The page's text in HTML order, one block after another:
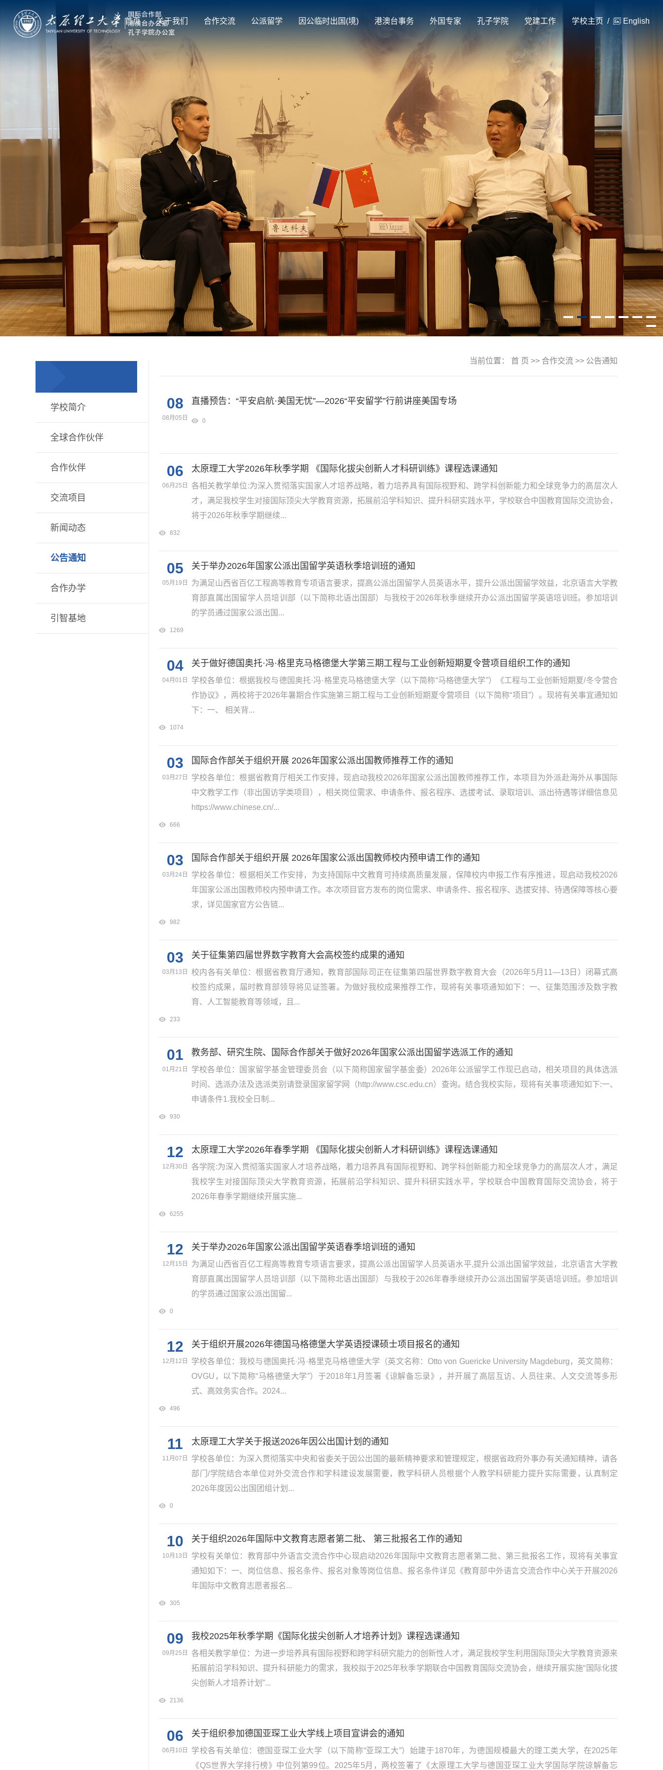
首页 关于我们 合作交流 公派留学 因公临时出国(境) 港澳台事务 外国专家 孔子学院 党建工作 学校主页 / English
学校简介
全球合作伙伴
合作伙伴
交流项目
新闻动态
公告通知
合作办学
引智基地
当前位置： 首 页 >> 合作交流 >> 公告通知
08
08月05日
直播预告：“平安启航·美国无忧”—2026“平安留学”行前讲座美国专场
0
06
06月25日
太原理工大学2026年秋季学期 《国际化拔尖创新人才科研训练》课程选课通知
各相关教学单位:为深入贯彻落实国家人才培养战略，着力培养具有国际视野和、跨学科创新能力和全球竞争力的高层次人
才，满足我校学生对接国际顶尖大学教育资源，拓展前沿学科知识、提升科研实践水平，学校联合中国教育国际交流协会，
将于2026年秋季学期继续...
832
05
05月19日
关于举办2026年国家公派出国留学英语秋季培训班的通知
为满足山西省百亿工程高等教育专项语言要求，提高公派出国留学人员英语水平，提升公派出国留学效益，北京语言大学教
育部直属出国留学人员培训部（以下简称北语出国部）与我校于2026年秋季继续开办公派出国留学英语培训班。参加培训
的学员通过国家公派出国...
1269
04
04月01日
关于做好德国奥托·冯·格里克马格德堡大学第三期工程与工业创新短期夏令营项目组织工作的通知
学校各单位：根据我校与德国奥托·冯·格里克马格德堡大学（以下简称“马格德堡大学”）《工程与工业创新短期夏/冬令营合
作协议》，两校将于2026年暑期合作实施第三期工程与工业创新短期夏令营项目（以下简称“项目”）。现将有关事宜通知如
下：一、 相关背...
1074
03
03月27日
国际合作部关于组织开展 2026年国家公派出国教师推荐工作的通知
学校各单位：根据省教育厅相关工作安排，现启动我校2026年国家公派出国教师推荐工作，本项目为外派赴海外从事国际
中文教学工作（非出国访学类项目），相关岗位需求、申请条件、报名程序、选拔考试、录取培训、派出待遇等详细信息见
https://www.chinese.cn/...
666
03
03月24日
国际合作部关于组织开展 2026年国家公派出国教师校内预申请工作的通知
学校各单位：根据相关工作安排，为支持国际中文教育可持续高质量发展，保障校内申报工作有序推进，现启动我校2026
年国家公派出国教师校内预申请工作。本次项目官方发布的岗位需求、申请条件、报名程序、选拔安排、待遇保障等核心要
求，详见国家官方公告链...
982
03
03月13日
关于征集第四届世界数字教育大会高校签约成果的通知
校内各有关单位：根据省教育厅通知，教育部国际司正在征集第四届世界数字教育大会（2026年5月11—13日）闭幕式高
校签约成果，届时教育部领导将见证签署。为做好我校成果推荐工作，现将有关事项通知如下：一、征集范围涉及数字教
育、人工智能教育等领域，且...
233
01
01月21日
教务部、研究生院、国际合作部关于做好2026年国家公派出国留学选派工作的通知
学校各单位：国家留学基金管理委员会（以下简称国家留学基金委）2026年公派留学工作现已启动，相关项目的具体选派
时间、选派办法及选派类别请登录国家留学网（http://www.csc.edu.cn）查询。结合我校实际，现将有关事项通知如下:一、
申请条件1.我校全日制...
930
12
12月30日
太原理工大学2026年春季学期 《国际化拔尖创新人才科研训练》课程选课通知
各学院:为深入贯彻落实国家人才培养战略，着力培养具有国际视野和、跨学科创新能力和全球竞争力的高层次人才，满足
我校学生对接国际顶尖大学教育资源，拓展前沿学科知识、提升科研实践水平，学校联合中国教育国际交流协会，将于
2026年春季学期继续开展实施...
6255
12
12月15日
关于举办2026年国家公派出国留学英语春季培训班的通知
为满足山西省百亿工程高等教育专项语言要求，提高公派出国留学人员英语水平,提升公派出国留学效益，北京语言大学教
育部直属出国留学人员培训部（以下简称北语出国部）与我校于2026年春季继续开办公派出国留学英语培训班。参加培训
的学员通过国家公派出国留...
0
12
12月12日
关于组织开展2026年德国马格德堡大学英语授课硕士项目报名的通知
学校各单位：我校与德国奥托·冯·格里克马格德堡大学（英文名称：Otto von Guericke University Magdeburg，英文简称：
OVGU，以下简称“马格德堡大学”）于2018年1月签署《谅解备忘录》，并开展了高层互访、人员往来、人文交流等多形
式、高效务实合作。2024...
496
11
11月07日
太原理工大学关于报送2026年因公出国计划的通知
学校各单位：为深入贯彻落实中央和省委关于因公出国的最新精神要求和管理规定，根据省政府外事办有关通知精神，请各
部门/学院结合本单位对外交流合作和学科建设发展需要，教学科研人员根据个人教学科研能力提升实际需要，认真制定
2026年度因公出国团组计划...
0
10
10月13日
关于组织2026年国际中文教育志愿者第二批、 第三批报名工作的通知
学校有关单位：教育部中外语言交流合作中心现启动2026年国际中文教育志愿者第二批、第三批报名工作，现将有关事宜
通知如下：一、岗位信息、报名条件、报名对象等岗位信息、报名条件详见《教育部中外语言交流合作中心关于开展2026
年国际中文教育志愿者报名...
305
09
09月25日
我校2025年秋季学期《国际化拔尖创新人才培养计划》课程选课通知
各相关教学单位：为进一步培养具有国际视野和跨学科研究能力的创新性人才，满足我校学生利用国际顶尖大学教育资源来
拓展前沿学科知识、提升科研能力的需求，我校拟于2025年秋季学期联合中国教育国际交流协会，继续开展实施“国际化拔
尖创新人才培养计划”...
2136
06
06月10日
关于组织参加德国亚琛工业大学线上项目宣讲会的通知
学校各有关单位：德国亚琛工业大学（以下简称“亚琛工大”）始建于1870年，为德国规模最大的理工类大学，在2025年
《QS世界大学排行榜》中位列第99位。2025年5月，两校签署了《太原理工大学与德国亚琛工业大学国际学院谅解备忘